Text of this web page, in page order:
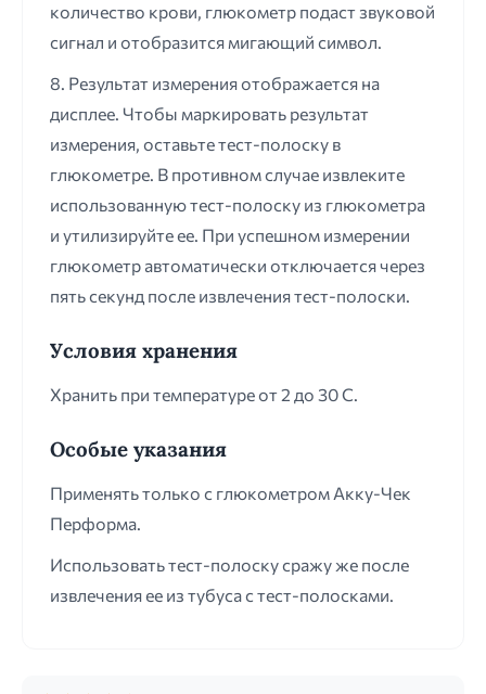
количество крови, глюкометр подаст звуковой
сигнал и отобразится мигающий символ.
8. Результат измерения отображается на
дисплее. Чтобы маркировать результат
измерения, оставьте тест-полоску в
глюкометре. В противном случае извлеките
использованную тест-полоску из глюкометра
и утилизируйте ее. При успешном измерении
глюкометр автоматически отключается через
пять секунд после извлечения тест-полоски.
Условия хранения
Хранить при температуре от 2 до 30 С.
Особые указания
Применять только с глюкометром Акку-Чек
Перформа.
Использовать тест-полоску сражу же после
извлечения ее из тубуса с тест-полосками.